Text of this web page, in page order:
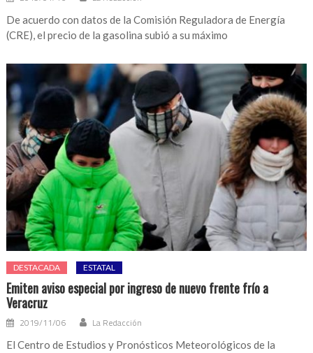
De acuerdo con datos de la Comisión Reguladora de Energía
(CRE), el precio de la gasolina subió a su máximo
DESTACADA ESTATAL
Emiten aviso especial por ingreso de nuevo frente frío a
Veracruz
2019/11/06 La Redacción
El Centro de Estudios y Pronósticos Meteorológicos de la